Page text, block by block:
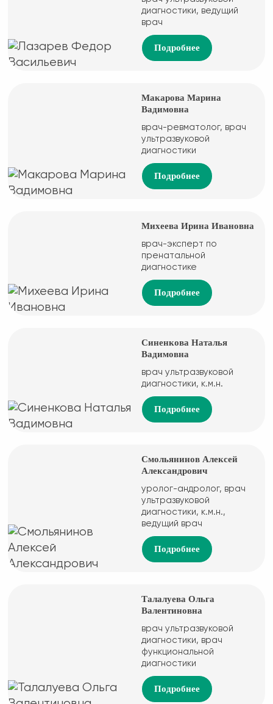
диагностики, ведущий
врач
Подробнее
Макарова Марина
Вадимовна
врач-ревматолог, врач
ультразвуковой
диагностики
Подробнее
Михеева Ирина Ивановна
врач-эксперт по
пренатальной
диагностике
Подробнее
Синенкова Наталья
Вадимовна
врач ультразвуковой
диагностики, к.м.н.
Подробнее
Смольянинов Алексей
Александрович
уролог-андролог, врач
ультразвуковой
диагностики, к.м.н.,
ведущий врач
Подробнее
Талалуева Ольга
Валентиновна
врач ультразвуковой
диагностики, врач
функциональной
диагностики
Подробнее